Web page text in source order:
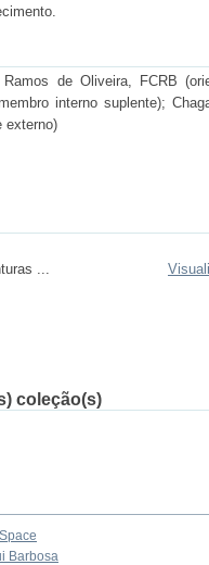
de Oliveira, FCRB
interno suplente);
externo)
...
coleção(s)
Barbosa